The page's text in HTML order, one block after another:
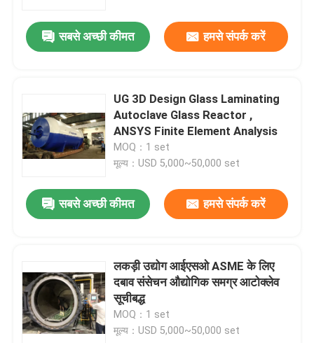
सबसे अच्छी कीमत हमसे संपर्क करें
UG 3D Design Glass Laminating
Autoclave Glass Reactor ,
ANSYS Finite Element Analysis
MOQ：1 set
मूल्य：USD 5,000~50,000 set
सबसे अच्छी कीमत हमसे संपर्क करें
लकड़ी उद्योग आईएसओ ASME के ​​लिए
दबाव संसेचन औद्योगिक समग्र आटोक्लेव
सूचीबद्ध
MOQ：1 set
मूल्य：USD 5,000~50,000 set